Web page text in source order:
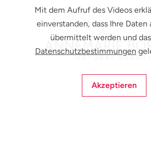
Mit dem Aufruf des Videos
einverstanden, dass Ihre Daten
übermittelt werden und
Datenschutzbestimmungen
Akzeptieren